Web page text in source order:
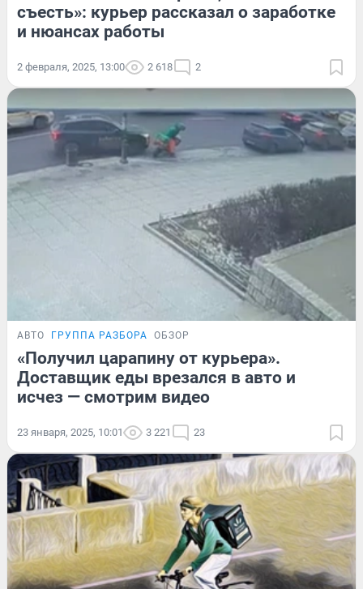
съесть»: курьер рассказал о заработке
и нюансах работы
2 февраля, 2025, 13:00 2 618 2
АВТО ГРУППА РАЗБОРА ОБЗОР
«Получил царапину от курьера».
Доставщик еды врезался в авто и
исчез — смотрим видео
23 января, 2025, 10:01 3 221 23